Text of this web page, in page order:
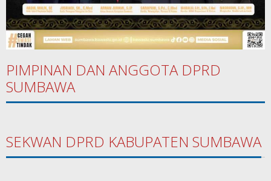
PIMPINAN DAN ANGGOTA DPRD
SUMBAWA
SEKWAN DPRD KABUPATEN SUMBAWA